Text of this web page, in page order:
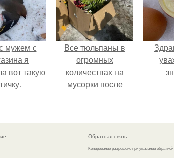
мужем с
я
вот такую
Все тюльпаны в
огромных
количествах на
мусорки после
Обратная связь
Копирование разрешено при указании